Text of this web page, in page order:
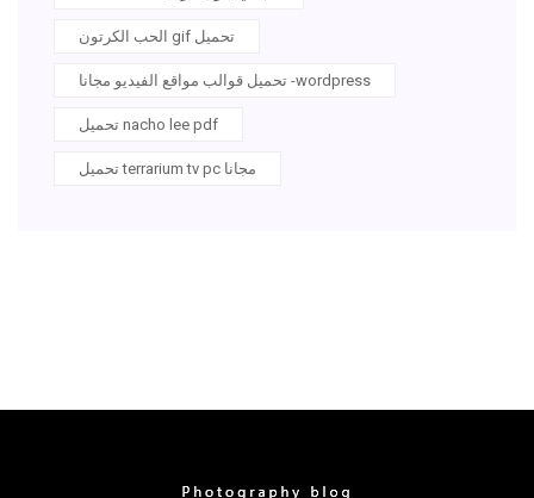
الحب الكرتون gif تحميل
تحميل قوالب مواقع الفيديو مجانا -wordpress
تحميل nacho lee pdf
تحميل terrarium tv pc مجانا